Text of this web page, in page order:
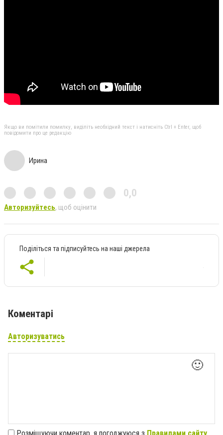
Якщо ви помітили помилку, виділіть необхідний текст і натисніть Ctrl + Enter, щоб
повідомити про це редакцію
Ирина
0,0
Авторизуйтесь, щоб оцінити
Поділіться та підписуйтесь на наші джерела
Коментарі
Авторизуватись
🙂